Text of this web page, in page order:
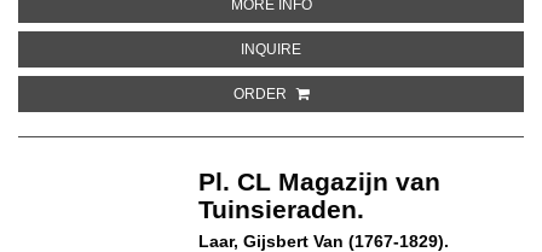
MORE INFOABOUT PL. CXLVIII MAGAZIJN
INQUIREABOUT PL. CXLVIII MAGAZIJN
ORDER
Pl. CL Magazijn van
Tuinsieraden.
Laar, Gijsbert Van (1767-1829).